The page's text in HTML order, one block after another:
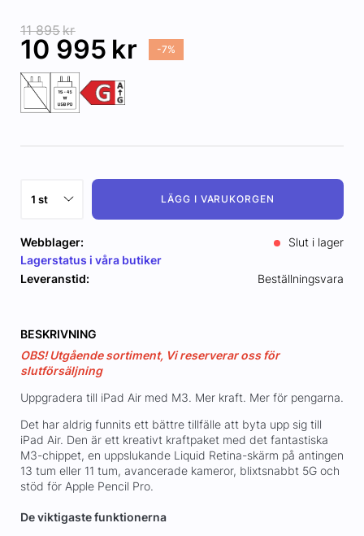
11 895kr
10 995 kr -7%
LÄGG I VARUKORGEN
Webblager:
Slut i lager
Lagerstatus i våra butiker
Leveranstid:
Beställningsvara
BESKRIVNING
OBS! Utgående sortiment, Vi reserverar oss för
slutförsäljning
Uppgradera till iPad Air med M3. Mer kraft. Mer för pengarna.
Det har aldrig funnits ett bättre tillfälle att byta upp sig till
iPad Air. Den är ett kreativt kraftpaket med det fantastiska
M3-chippet, en uppslukande Liquid Retina-skärm på antingen
13 tum eller 11 tum, avancerade kameror, blixtsnabbt 5G och
stöd för Apple Pencil Pro.
De viktigaste funktionerna